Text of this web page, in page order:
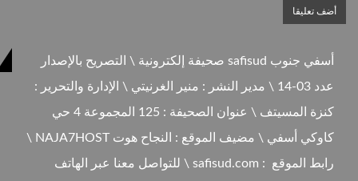
أسفي جنوب safisud صحيفة إلكترونية \ التصريح بالإصدار
عدد 03-14 \ مدير النشر : منير الغرنيتي \ الإدارة والتحرير :
كنزة المسيتف \ عنوان الصحيفة : 125 المجموعة 4 حي
كاوكي أسفي \ مضيف الموقع : النجاح هوت NAJA7HOST \
رابط الموقع : safisud.com \ للتواصل معنا عبر الهاتف